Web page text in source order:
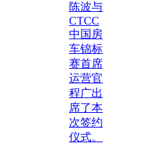
陈波与
CTCC
中国房
车锦标
赛首席
运营官
程广出
席了本
次签约
仪式。